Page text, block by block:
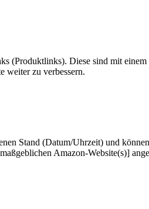
(Produktlinks). Diese sind mit
weiter zu verbessern.
Stand (Datum/Uhrzeit) und
Amazon-Website(s)]